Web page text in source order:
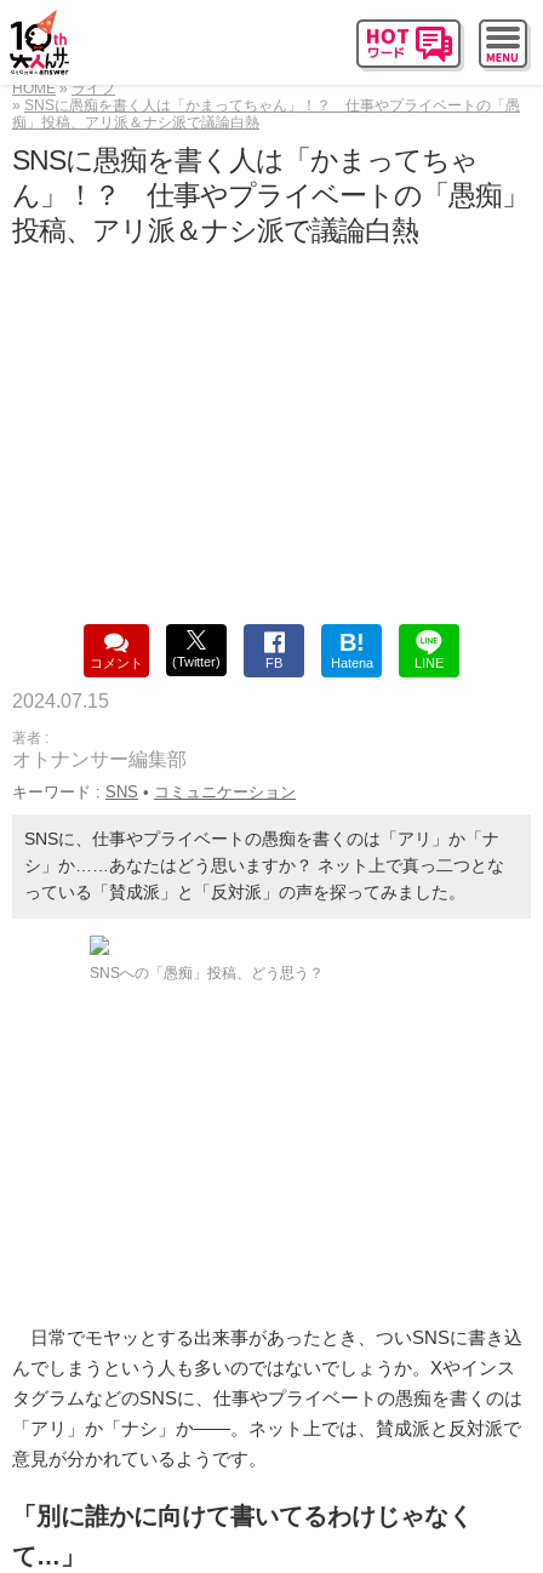
HOME
ライフ
SNSに愚痴を書く人は「かまってちゃん」！？ 仕事やプライベートの「愚
痴」投稿、アリ派＆ナシ派で議論白熱
SNSに愚痴を書く人は「かまってちゃ
ん」！？ 仕事やプライベートの「愚痴」
投稿、アリ派＆ナシ派で議論白熱
コメント (Twitter) FB
B!
Hatena LINE
2024.07.15
著者 :
オトナンサー編集部
キーワード : SNS • コミュニケーション
SNSに、仕事やプライベートの愚痴を書くのは「アリ」か「ナ
シ」か……あなたはどう思いますか？ ネット上で真っ二つとな
っている「賛成派」と「反対派」の声を探ってみました。
SNSへの「愚痴」投稿、どう思う？
日常でモヤッとする出来事があったとき、ついSNSに書き込
んでしまうという人も多いのではないでしょうか。Xやインス
タグラムなどのSNSに、仕事やプライベートの愚痴を書くのは
「アリ」か「ナシ」か――。ネット上では、賛成派と反対派で
意見が分かれているようです。
「別に誰かに向けて書いてるわけじゃなく
て…」